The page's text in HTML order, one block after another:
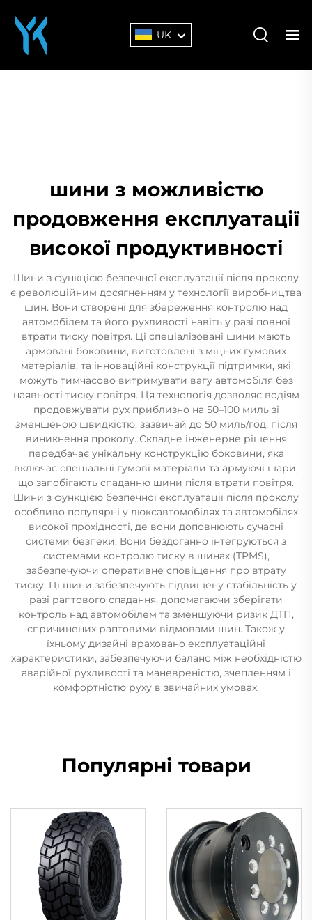
UK
шини з можливістю
продовження експлуатації
високої продуктивності
Шини з функцією безпечної експлуатації після проколу
є революційним досягненням у технології виробництва
шин. Вони створені для збереження контролю над
автомобілем та його рухливості навіть у разі повної
втрати тиску повітря. Ці спеціалізовані шини мають
армовані боковини, виготовлені з міцних гумових
матеріалів, та інноваційні конструкції підтримки, які
можуть тимчасово витримувати вагу автомобіля без
наявності тиску повітря. Ця технологія дозволяє водіям
продовжувати рух приблизно на 50–100 миль зі
зменшеною швидкістю, зазвичай до 50 миль/год, після
виникнення проколу. Складне інженерне рішення
передбачає унікальну конструкцію боковини, яка
включає спеціальні гумові матеріали та армуючі шари,
що запобігають спаданню шини після втрати повітря.
Шини з функцією безпечної експлуатації після проколу
особливо популярні у люксавтомобілях та автомобілях
високої прохідності, де вони доповнюють сучасні
системи безпеки. Вони бездоганно інтегруються з
системами контролю тиску в шинах (TPMS),
забезпечуючи оперативне сповіщення про втрату
тиску. Ці шини забезпечують підвищену стабільність у
разі раптового спадання, допомагаючи зберігати
контроль над автомобілем та зменшуючи ризик ДТП,
спричинених раптовими відмовами шин. Також у
їхньому дизайні враховано експлуатаційні
характеристики, забезпечуючи баланс між необхідністю
аварійної рухливості та маневреністю, зчепленням і
комфортністю руху в звичайних умовах.
Популярні товари